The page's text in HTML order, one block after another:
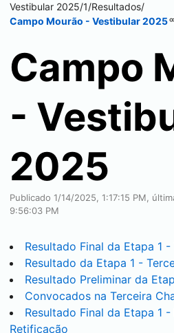
Vestibular 2025/1/Resultados/
Campo Mourão - Vestibular 2025
Campo
-
2025
Publicado 1/14/2025, 1:17:15 PM,
9:56:03 PM
Resultado Final da Etapa 1
Resultado da Etapa 1 -
Resultado Preliminar da
Convocados na Terceira
Resultado Final da Etapa 1
Retificação